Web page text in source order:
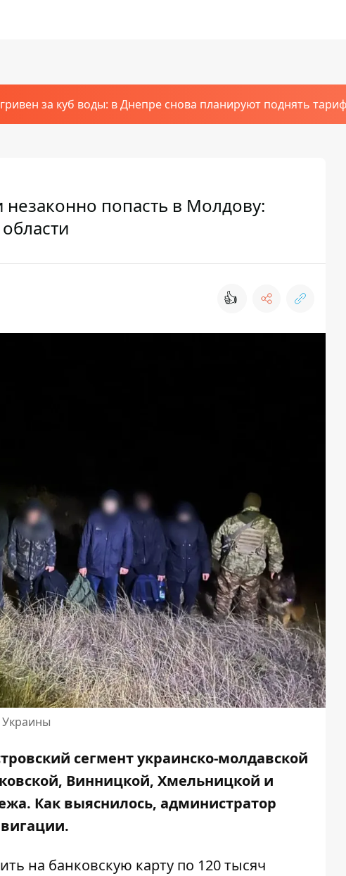
за куб воды: в Днепре снова планируют поднять тариф
попасть в Молдову:
👍
сегмент украинско-молдавской
Винницкой, Хмельницкой и
Как выяснилось, администратор
на банковскую карту по 120 тысяч